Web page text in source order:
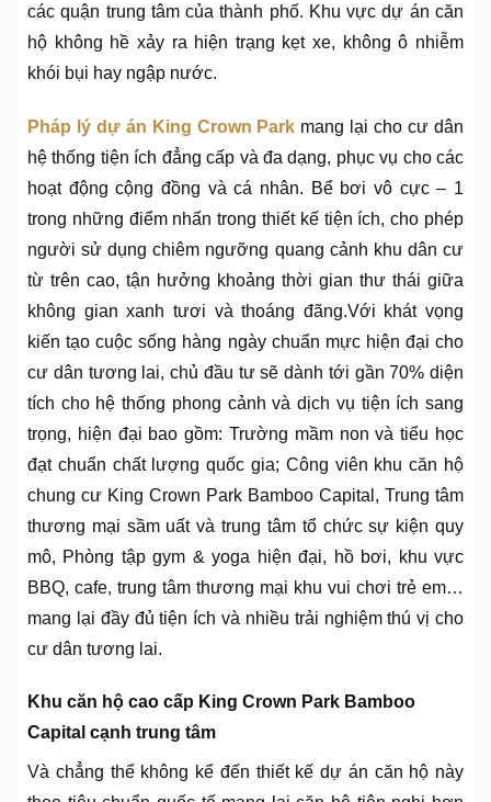
các quận trung tâm của thành phố. Khu vực dự án căn
hộ không hề xảy ra hiện trạng kẹt xe, không ô nhiễm
khói bụi hay ngập nước.
Pháp lý dự án King Crown Park mang lại cho cư dân
hệ thống tiện ích đẳng cấp và đa dạng, phục vụ cho các
hoạt động cộng đồng và cá nhân. Bể bơi vô cực – 1
trong những điểm nhấn trong thiết kế tiện ích, cho phép
người sử dụng chiêm ngưỡng quang cảnh khu dân cư
từ trên cao, tận hưởng khoảng thời gian thư thái giữa
không gian xanh tươi và thoáng đãng.Với khát vọng
kiến tạo cuộc sống hàng ngày chuẩn mực hiện đại cho
cư dân tương lai, chủ đầu tư sẽ dành tới gần 70% diện
tích cho hệ thống phong cảnh và dịch vụ tiện ích sang
trọng, hiện đại bao gồm: Trường mầm non và tiểu học
đạt chuẩn chất lượng quốc gia; Công viên khu căn hộ
chung cư King Crown Park Bamboo Capital, Trung tâm
thương mại sầm uất và trung tâm tổ chức sự kiện quy
mô, Phòng tập gym & yoga hiện đại, hồ bơi, khu vực
BBQ, cafe, trung tâm thương mại khu vui chơi trẻ em…
mang lại đầy đủ tiện ích và nhiều trải nghiệm thú vị cho
cư dân tương lai.
Khu căn hộ cao cấp King Crown Park Bamboo
Capital cạnh trung tâm
Và chẳng thể không kể đến thiết kế dự án căn hộ này